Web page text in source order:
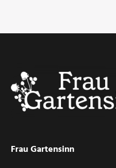
Footer
Frau Gartensinn